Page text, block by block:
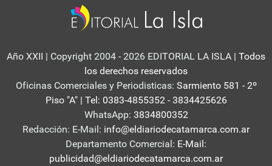
Año XXII | Copyright 2004 - 2026 EDITORIAL LA ISLA | Todos
los derechos reservados
Oficinas Comerciales y Periodisticas: Sarmiento 581 - 2º
Piso "A" | Tel: 0383-4855352 - 3834425626
WhatsApp: 3834800352
Redacción: E-Mail: info@eldiariodecatamarca.com.ar
Departamento Comercial: E-Mail:
publicidad@eldiariodecatamarca.com.ar